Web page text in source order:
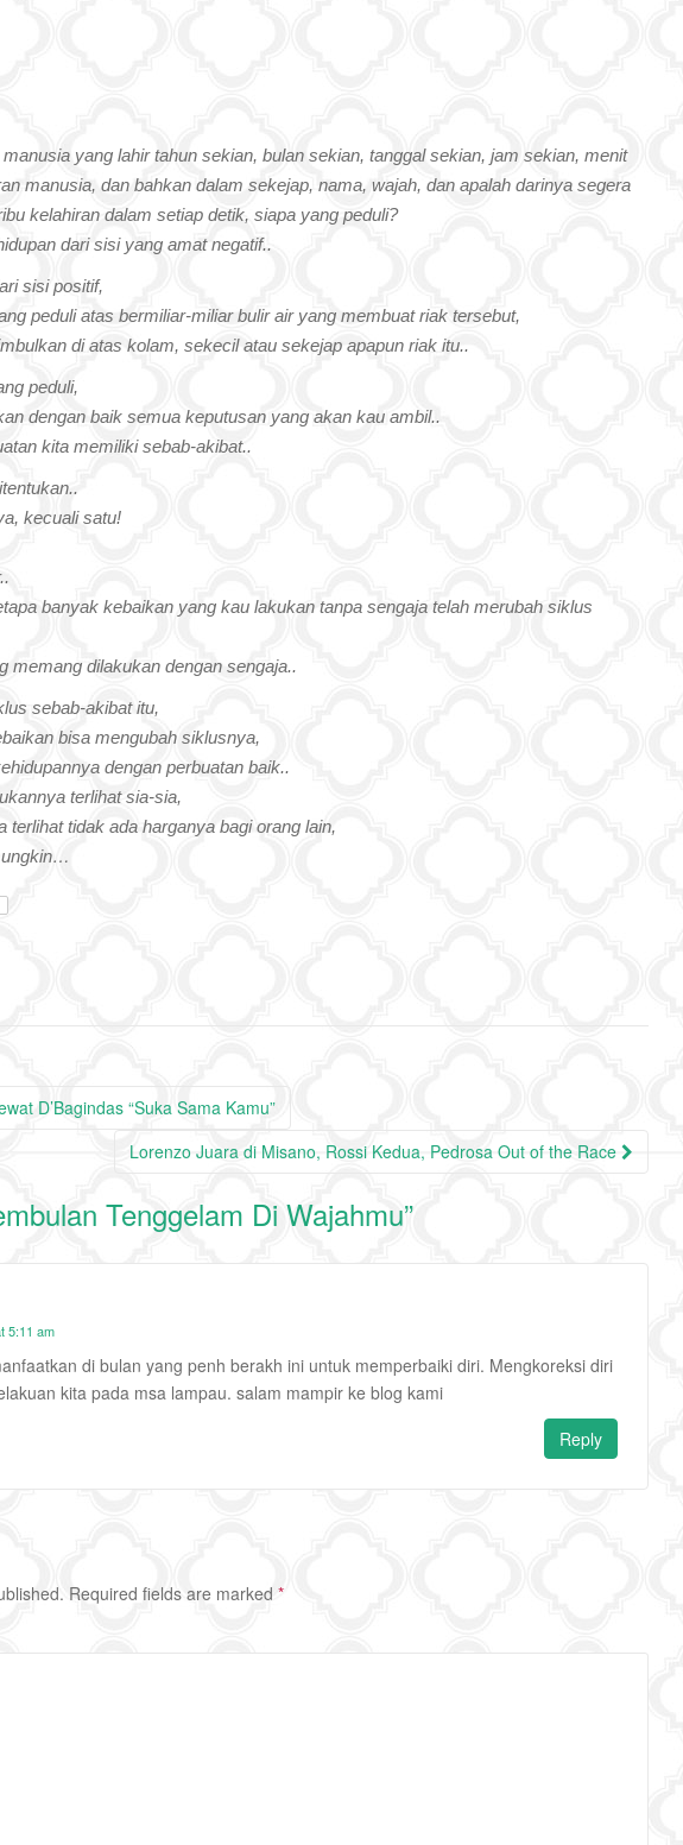
yang lahir tahun sekian, bulan sekian, tanggal sekian, jam sekian, menit
manusia, dan bahkan dalam sekejap, nama, wajah, dan apalah darinya segera
kelahiran dalam setiap detik, siapa yang peduli?
dari sisi yang amat negatif..
sisi positif,
peduli atas bermiliar-miliar bulir air yang membuat riak tersebut,
di atas kolam, sekecil atau sekejap apapun riak itu..
peduli,
dengan baik semua keputusan yang akan kau ambil..
kita memiliki sebab-akibat..
kecuali satu!
banyak kebaikan yang kau lakukan tanpa sengaja telah merubah siklus
memang dilakukan dengan sengaja..
sebab-akibat itu,
bisa mengubah siklusnya,
dengan perbuatan baik..
terlihat sia-sia,
tidak ada harganya bagi orang lain,
D’Bagindas “Suka Sama Kamu”
Lorenzo Juara di Misano, Rossi Kedua, Pedrosa Out of the Race
Tenggelam Di Wajahmu”
5:11 am
di bulan yang penh berakh ini untuk memperbaiki diri. Mengkoreksi diri
kita pada msa lampau. salam mampir ke blog kami
Reply
Required fields are marked *